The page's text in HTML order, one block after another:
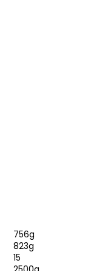
756g
823g
15